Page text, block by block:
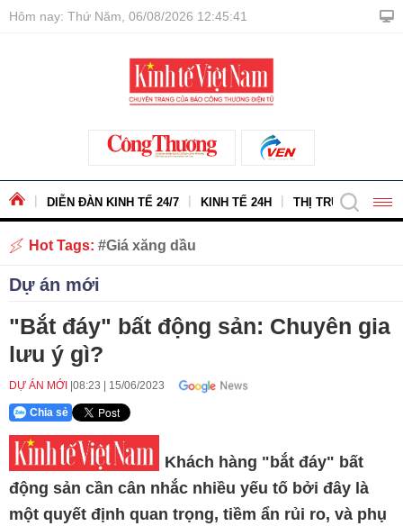
Hôm nay: Thứ Năm, 06/08/2026 12:45:42
DIỄN ĐÀN KINH TẾ 24/7 KINH TẾ 24H THỊ TRƯỜNG -
Hot Tags: Giá xăng dầu
Dự án mới
"Bắt đáy" bất động sản: Chuyên gia
lưu ý gì?
DỰ ÁN MỚI 08:23 15/06/2023
Chia sẻ
Khách hàng "bắt đáy" bất
động sản cần cân nhắc nhiều yếu tố bởi đây là
một quyết định quan trọng, tiềm ẩn rủi ro, và phụ